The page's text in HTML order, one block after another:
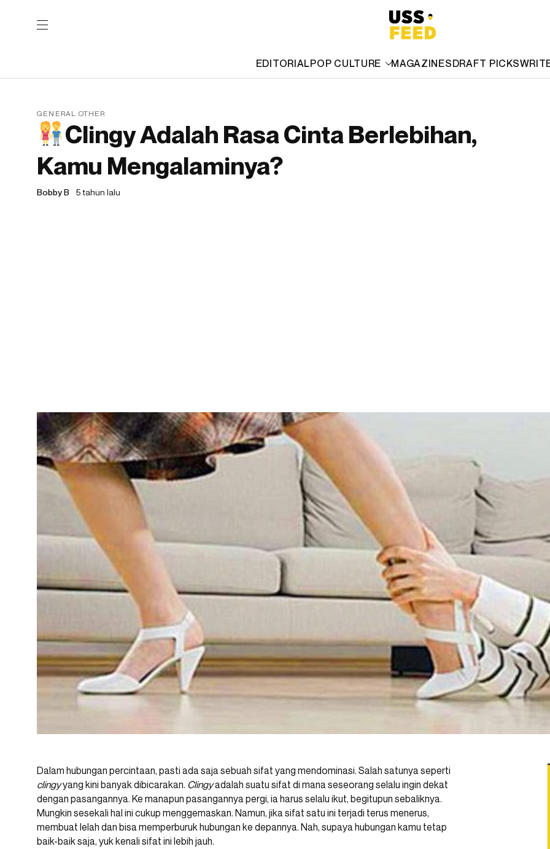
EDITORIALPOP CULTURE MAGAZINESDRAFT PICKS
GENERAL OTHER
Clingy Adalah Rasa Cinta Berlebihan,
Kamu Mengalaminya?
Bobby B 5 tahun lalu
Dalam hubungan percintaan, pasti ada saja sebuah sifat yang mendominasi. Salah satunya seperti
clingyyang kini banyak dibicarakan. Clingyadalah suatu sifat di mana seseorang selalu ingin dekat
dengan pasangannya. Ke manapun pasangannya pergi, ia harus selalu ikut, begitupun sebaliknya.
Mungkin sesekali hal ini cukup menggemaskan. Namun, jika sifat satu ini terjadi terus menerus,
membuat lelah dan bisa memperburuk hubungan ke depannya. Nah, supaya hubungan kamu tetap
baik-baik saja, yuk kenali sifat ini lebih jauh.